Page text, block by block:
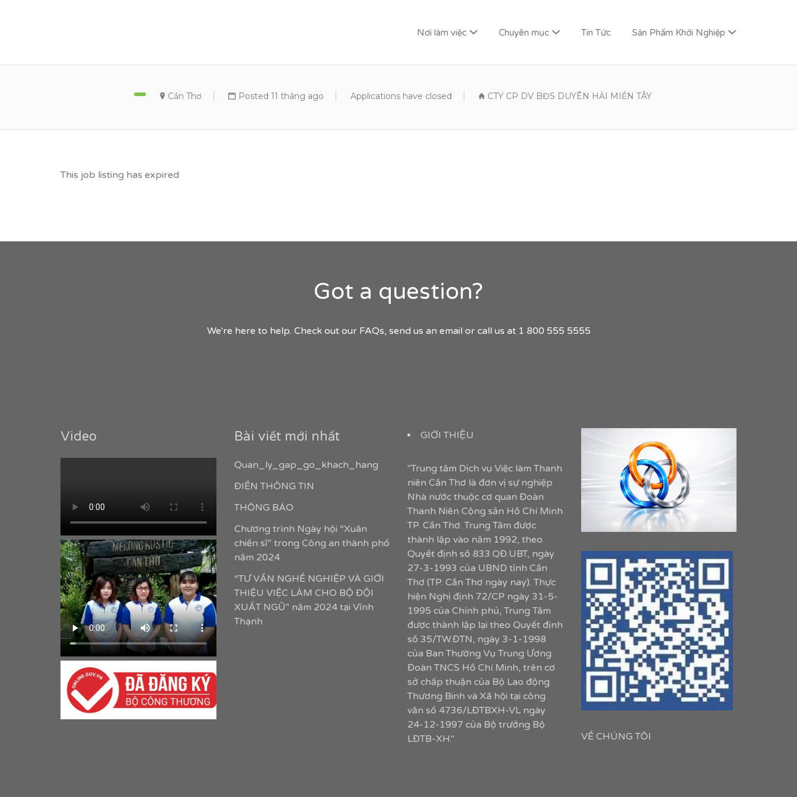
Nơi làm việc Chuyên mục Tin Tức Sản Phẩm Khởi Nghiệp
Cần Thơ Posted 11 tháng ago Applications have closed CTY CP DV BĐS DUYÊN HẢI MIỀN TÂY
This job listing has expired
Got a question?
We're here to help. Check out our FAQs, send us an email or call us at 1 800 555 5555
Video Bài viết mới nhất
Quan_ly_gap_go_khach_hang
ĐIỀN THÔNG TIN
THÔNG BÁO
Chương trình Ngày hội “Xuân
chiến sĩ” trong Công an thành phố
năm 2024
“TƯ VẤN NGHỀ NGHIỆP VÀ GIỚI
THIỆU VIỆC LÀM CHO BỘ ĐỘI
XUẤT NGŨ” năm 2024 tại Vĩnh
Thạnh
GIỚI THIỆU
"Trung tâm Dịch vụ Việc làm Thanh
niên Cần Thơ là đơn vị sự nghiệp
Nhà nước thuộc cơ quan Đoàn
Thanh Niên Cộng sản Hồ Chí Minh
TP. Cần Thơ. Trung Tâm được
thành lập vào năm 1992, theo
Quyết định số 833.QĐ.UBT, ngày
27-3-1993 của UBND tỉnh Cần
Thơ (TP. Cần Thơ ngày nay). Thực
hiện Nghị định 72/CP ngày 31-5-
1995 của Chính phủ, Trung Tâm
được thành lập lại theo Quyết định
số 35/TW.ĐTN, ngày 3-1-1998
của Ban Thường Vụ Trung Ương
Đoàn TNCS Hồ Chí Minh, trên cơ
sở chấp thuận của Bộ Lao động
Thương Binh và Xã hội tại công
văn số 4736/LĐTBXH-VL ngày
24-12-1997 của Bộ trưởng Bộ
LĐTB-XH."
VỀ CHÚNG TÔI